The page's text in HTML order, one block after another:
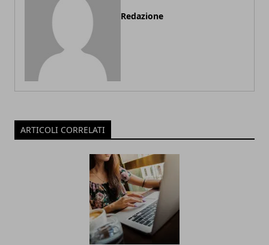
Redazione
ARTICOLI CORRELATI